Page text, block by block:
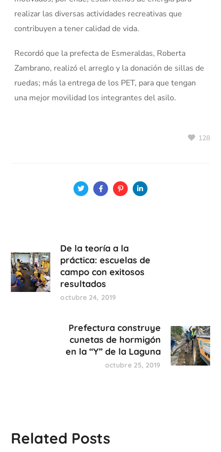
realizar las diversas actividades recreativas que
contribuyen a tener calidad de vida.
Recordó que la prefecta de Esmeraldas, Roberta
Zambrano, realizó el arreglo y la donación de sillas de
ruedas; más la entrega de los PET, para que tengan
una mejor movilidad los integrantes del asilo.
128
De la teoría a la
práctica: escuelas de
campo con exitosos
resultados
octubre 24, 2019
Prefectura construye
cunetas de hormigón
en la “Y” de la Laguna
octubre 25, 2019
Related Posts